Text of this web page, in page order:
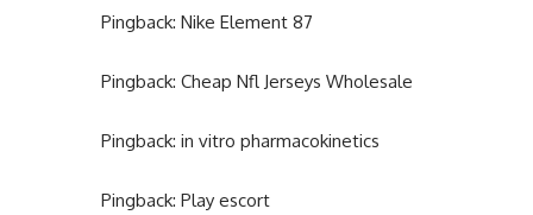
Pingback: Nike Element 87
Pingback: Cheap Nfl Jerseys Wholesale
Pingback: in vitro pharmacokinetics
Pingback: Play escort